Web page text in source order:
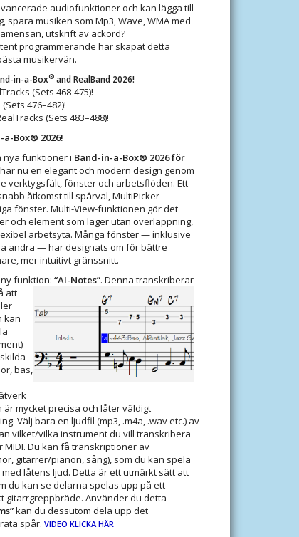
audiofunktioner och kan lägga till
spara musiken som Mp3, Wave, WMA med
utskrift av ackord?
programmerande har skapat detta
musikervän.
in-a-Box®and RealBand 2026!
(Sets 468-475)!
476–482)!
(Sets 483–488)!
Box® 2026!
nya funktioner i Band-in-a-Box® 2026 för
nu en elegant och modern design genom
verktygsfält, fönster och arbetsflöden. Ett
åtkomst till spårval, MultiPicker-
fönster. Multi-View-funktionen gör det
och element som lager utan överlappning,
arbetsyta. Många fönster — inklusive
andra — har designats om för bättre
mer intuitivt gränssnitt.
funktion: “AI-Notes”. Denna transkriberar
att
kan
bas,
mycket precisa och låter väldigt
Välj bara en ljudfil (mp3, .m4a, .wav etc.) av
vilket/vilka instrument du vill transkribera
Du kan få transkriptioner av
gitarrer/pianon, sång), som du kan spela
låtens ljud. Detta är ett utmärkt sätt att
du kan se delarna spelas upp på ett
gitarrgreppbräde. Använder du detta
kan du dessutom dela upp det
spår. VIDEO KLICKA HÄR